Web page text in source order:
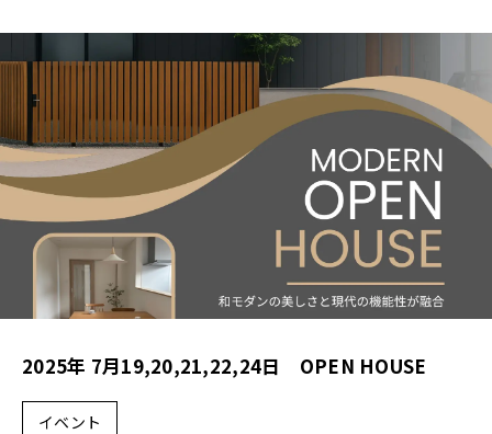
2025年 7月19,20,21,22,24日 OPEN HOUSE
イベント